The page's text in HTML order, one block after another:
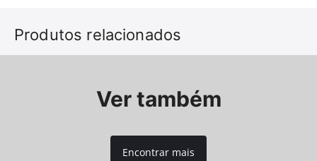
produto 4x4 que vem complementar a gama de
acessórios de reconhecido sucesso da companhia
Tessera4x4.
Produtos relacionados
Ver também
Encontrar mais